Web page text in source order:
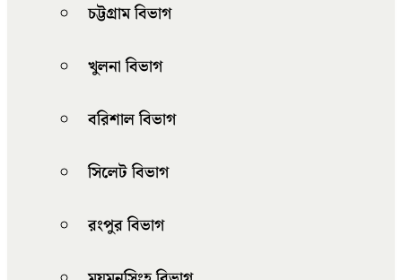
চট্টগ্রাম বিভাগ
খুলনা বিভাগ
বরিশাল বিভাগ
সিলেট বিভাগ
রংপুর বিভাগ